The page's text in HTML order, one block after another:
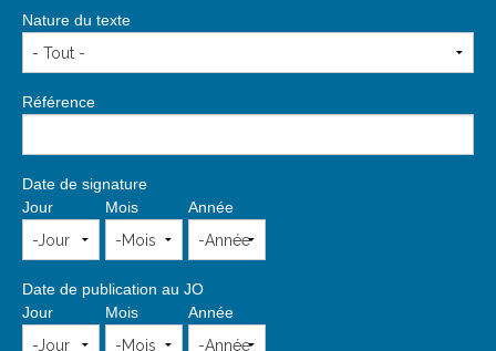
NOUS CONTACTER
Nature du texte
Référence
Date de signature
Jour
Mois Année
Date de publication au JO
Jour
Mois Année